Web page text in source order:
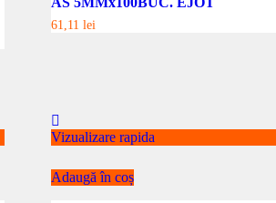
61,11 lei
Vizualizare rapida
Adaugă în coș